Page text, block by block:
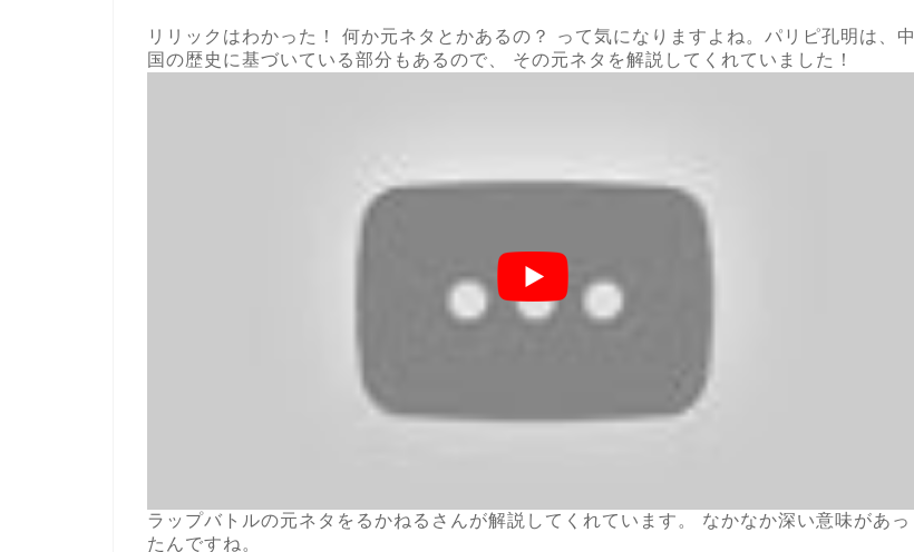
リリックはわかった！ 何か元ネタとかあるの？ って気になりますよね。パリピ孔明は、中
国の歴史に基づいている部分もあるので、 その元ネタを解説してくれていました！
ラップバトルの元ネタをるかねるさんが解説してくれています。 なかなか深い意味があっ
たんですね。